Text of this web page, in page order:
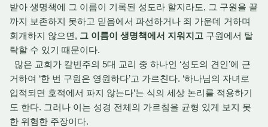
받아 생명책에 그 이름이 기록된 성도라 할지라도, 그 구원을 끝
까지 보존하지 못하고 믿음에서 파선하거나 죄 가운데 거하며
회개하지 않으면, 그 이름이 생명책에서 지워지고 구원에서 탈
락할 수 있기 때문이다.
많은 교회가 칼빈주의 5대 교리 중 하나인 ‘성도의 견인’에 근
거하여 ‘한 번 구원은 영원하다’고 가르친다. ‘하나님의 자녀로
입적되면 호적에서 파지 않는다’는 식의 세상 논리를 적용하기
도 한다. 그러나 이는 성경 전체의 가르침을 균형 있게 보지 못
한 위험한 주장이다.